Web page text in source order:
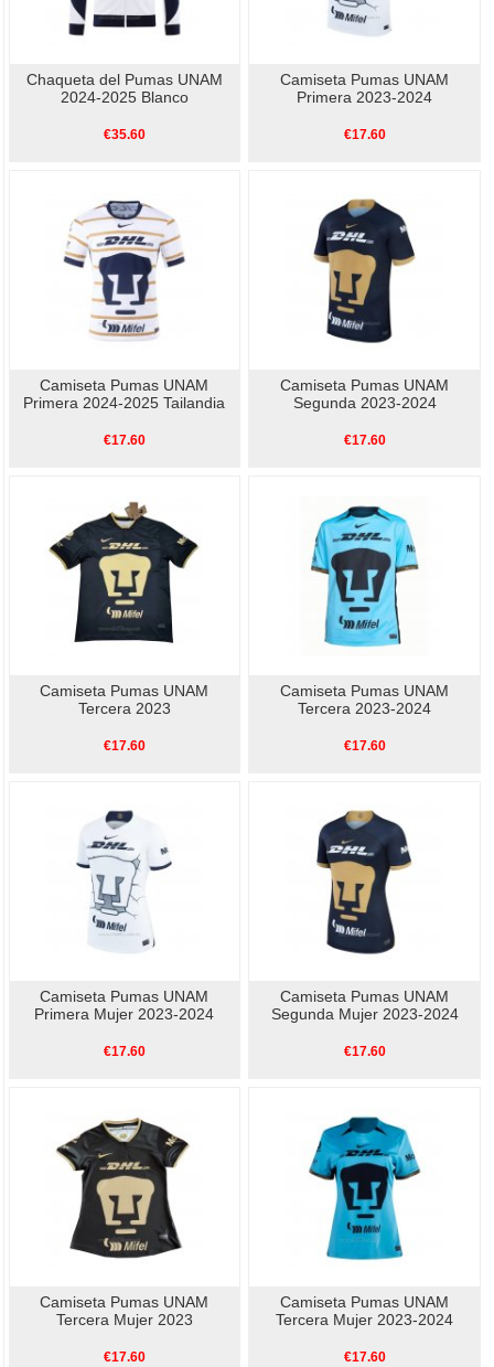
Chaqueta del Pumas UNAM
2024-2025 Blanco
€35.60
Camiseta Pumas UNAM
Primera 2023-2024
€17.60
Camiseta Pumas UNAM
Primera 2024-2025 Tailandia
€17.60
Camiseta Pumas UNAM
Segunda 2023-2024
€17.60
Camiseta Pumas UNAM
Tercera 2023
€17.60
Camiseta Pumas UNAM
Tercera 2023-2024
€17.60
Camiseta Pumas UNAM
Primera Mujer 2023-2024
€17.60
Camiseta Pumas UNAM
Segunda Mujer 2023-2024
€17.60
Camiseta Pumas UNAM
Tercera Mujer 2023
€17.60
Camiseta Pumas UNAM
Tercera Mujer 2023-2024
€17.60